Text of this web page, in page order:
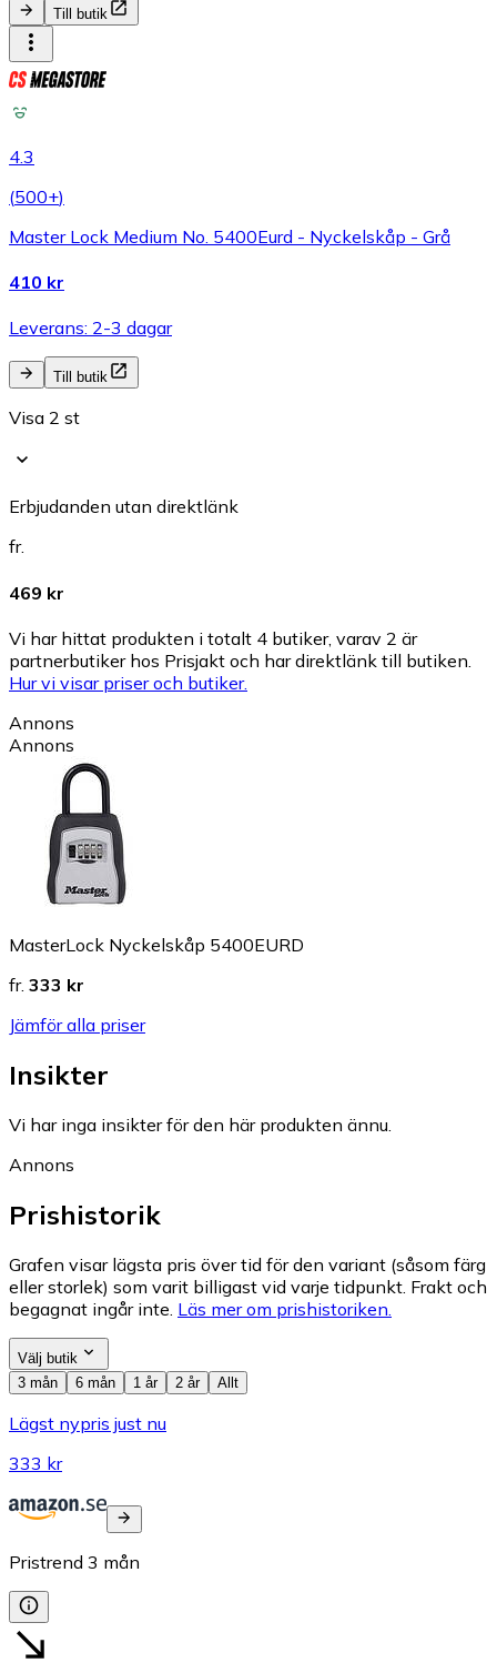
Till butik
4.3
(500+)
Master Lock Medium No. 5400Eurd - Nyckelskåp - Grå
410 kr
Leverans: 2-3 dagar
Till butik
Visa 2 st
Erbjudanden utan direktlänk
fr.
469 kr
Vi har hittat produkten i totalt 4 butiker, varav 2 är
partnerbutiker hos Prisjakt och har direktlänk till butiken.
Hur vi visar priser och butiker.
Annons
Annons
MasterLock Nyckelskåp 5400EURD
fr. 333 kr
Jämför alla priser
Insikter
Vi har inga insikter för den här produkten ännu.
Annons
Prishistorik
Grafen visar lägsta pris över tid för den variant (såsom färg
eller storlek) som varit billigast vid varje tidpunkt. Frakt och
begagnat ingår inte. Läs mer om prishistoriken.
Välj butik
3 mån
6 mån 1 år 2 år Allt
Lägst nypris just nu
333 kr
Pristrend 3 mån